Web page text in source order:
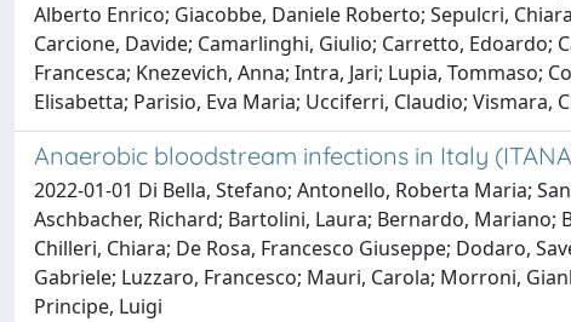
Alberto Enrico; Giacobbe, Daniele Roberto; Sepulcri,
Carcione, Davide; Camarlinghi, Giulio; Carretto, Edoardo;
Francesca; Knezevich, Anna; Intra, Jari; Lupia, Tommaso;
Elisabetta; Parisio, Eva Maria; Ucciferri, Claudio; Vismara,
Anaerobic bloodstream infections in Italy
2022-01-01 Di Bella, Stefano; Antonello, Roberta Maria;
Aschbacher, Richard; Bartolini, Laura; Bernardo, Mariano;
Chilleri, Chiara; De Rosa, Francesco Giuseppe; Dodaro,
Gabriele; Luzzaro, Francesco; Mauri, Carola; Morroni,
Principe, Luigi